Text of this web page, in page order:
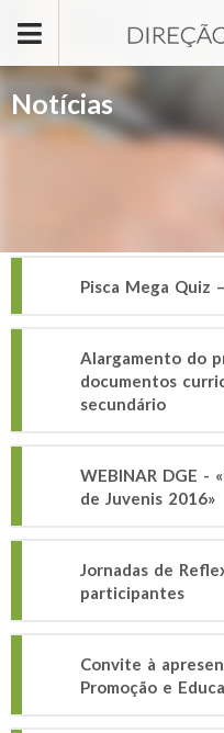
Notícias
Pisca Mega Quiz
Alargamento do
documentos
secundário
WEBINAR DGE -
de Juvenis 2016»
Jornadas de
participantes
Convite à
Promoção e